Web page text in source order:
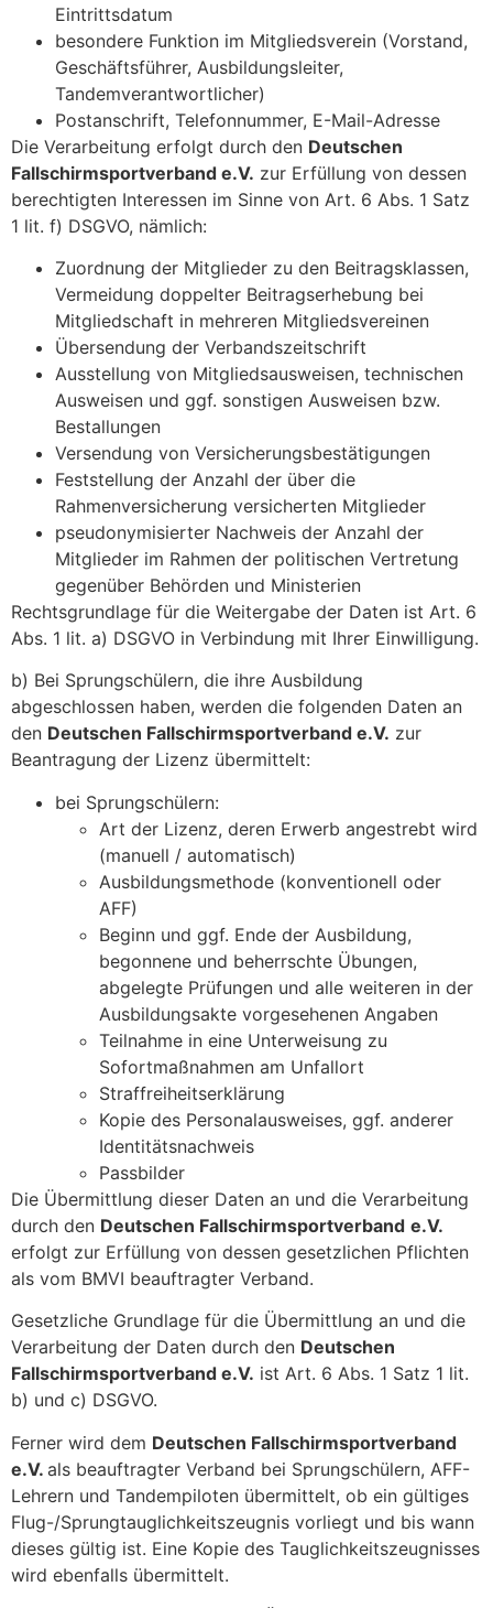
Eintrittsdatum
besondere Funktion im Mitgliedsverein (Vorstand,
Geschäftsführer, Ausbildungsleiter,
Tandemverantwortlicher)
Postanschrift, Telefonnummer, E-Mail-Adresse
Die Verarbeitung erfolgt durch den Deutschen
Fallschirmsportverband e.V. zur Erfüllung von dessen
berechtigten Interessen im Sinne von Art. 6 Abs. 1 Satz
1 lit. f) DSGVO, nämlich:
Zuordnung der Mitglieder zu den Beitragsklassen,
Vermeidung doppelter Beitragserhebung bei
Mitgliedschaft in mehreren Mitgliedsvereinen
Übersendung der Verbandszeitschrift
Ausstellung von Mitgliedsausweisen, technischen
Ausweisen und ggf. sonstigen Ausweisen bzw.
Bestallungen
Versendung von Versicherungsbestätigungen
Feststellung der Anzahl der über die
Rahmenversicherung versicherten Mitglieder
pseudonymisierter Nachweis der Anzahl der
Mitglieder im Rahmen der politischen Vertretung
gegenüber Behörden und Ministerien
Rechtsgrundlage für die Weitergabe der Daten ist Art. 6
Abs. 1 lit. a) DSGVO in Verbindung mit Ihrer Einwilligung.
b) Bei Sprungschülern, die ihre Ausbildung
abgeschlossen haben, werden die folgenden Daten an
den Deutschen Fallschirmsportverband e.V. zur
Beantragung der Lizenz übermittelt:
bei Sprungschülern:
Art der Lizenz, deren Erwerb angestrebt wird
(manuell / automatisch)
Ausbildungsmethode (konventionell oder
AFF)
Beginn und ggf. Ende der Ausbildung,
begonnene und beherrschte Übungen,
abgelegte Prüfungen und alle weiteren in der
Ausbildungsakte vorgesehenen Angaben
Teilnahme in eine Unterweisung zu
Sofortmaßnahmen am Unfallort
Straffreiheitserklärung
Kopie des Personalausweises, ggf. anderer
Identitätsnachweis
Passbilder
Die Übermittlung dieser Daten an und die Verarbeitung
durch den Deutschen Fallschirmsportverband e.V.
erfolgt zur Erfüllung von dessen gesetzlichen Pflichten
als vom BMVI beauftragter Verband.
Gesetzliche Grundlage für die Übermittlung an und die
Verarbeitung der Daten durch den Deutschen
Fallschirmsportverband e.V. ist Art. 6 Abs. 1 Satz 1 lit.
b) und c) DSGVO.
Ferner wird dem Deutschen Fallschirmsportverband
e.V. als beauftragter Verband bei Sprungschülern, AFF-
Lehrern und Tandempiloten übermittelt, ob ein gültiges
Flug-/Sprungtauglichkeitszeugnis vorliegt und bis wann
dieses gültig ist. Eine Kopie des Tauglichkeitszeugnisses
wird ebenfalls übermittelt.